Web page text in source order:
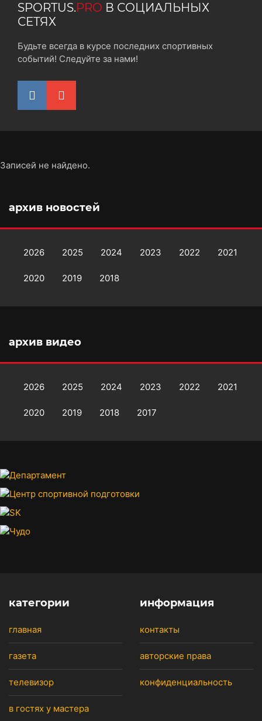
SPORTUS.PRO В СОЦИАЛЬНЫХ
СЕТЯХ
Будьте всегда в курсе последних спортивных
событий! Следуйте за нами!
Записей не найдено.
архив новостей
2026 2025 2024 2023 2022 2021
2020 2019 2018
архив видео
2026 2025 2024 2023 2022 2021
2020 2019 2018 2017
категории
главная
газета
телевизор
в гостях у мастера
информация
контакты
авторские права
конфиденциальность